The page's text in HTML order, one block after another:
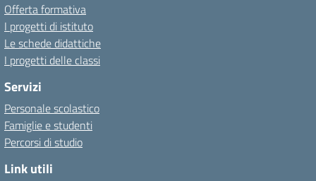
Offerta formativa
I progetti di istituto
Le schede didattiche
I progetti delle classi
Servizi
Personale scolastico
Famiglie e studenti
Percorsi di studio
Link utili